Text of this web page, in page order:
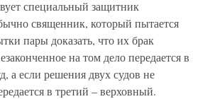
специальный защитник
священник, который пытается
пары доказать, что их брак
на том дело передается в
а если решения двух судов не
в третий – верховный.